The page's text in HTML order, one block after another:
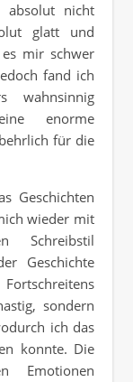
absolut nicht
glatt und
mir schwer
fand ich
wahnsinnig
enorme
für die
Geschichten
wieder mit
Schreibstil
Geschichte
sondern
ich das
konnte. Die
Emotionen